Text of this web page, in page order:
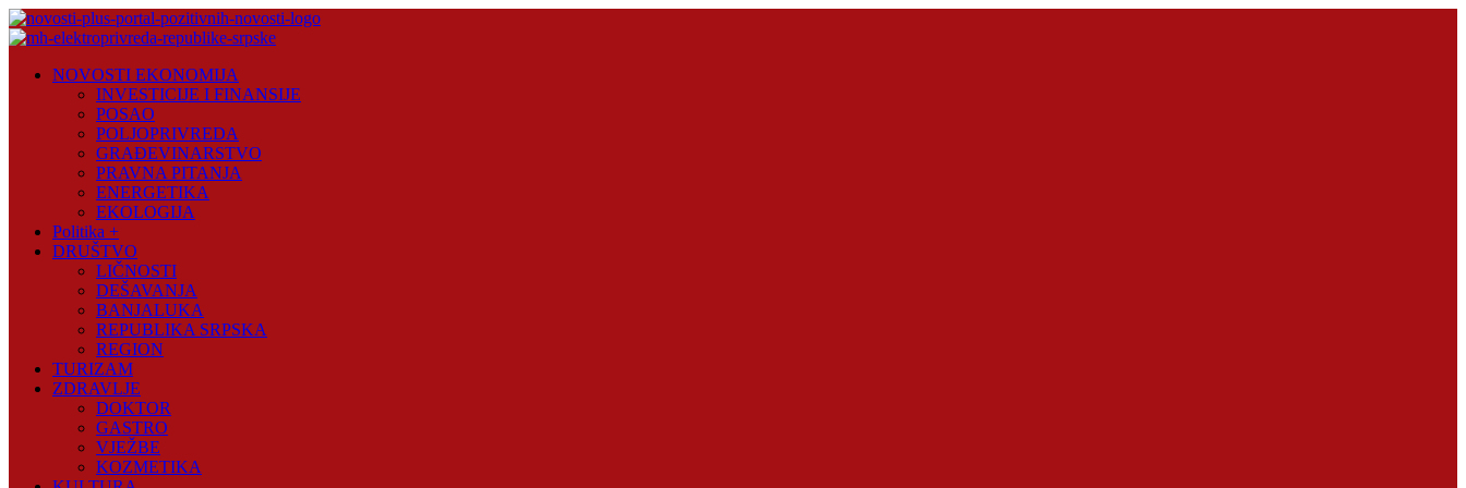
Skip
to
Plus
NOVOSTI EKONOMIJA
INVESTICIJE I FINANSIJE
POSAO
POLJOPRIVREDA
GRAĐEVINARSTVO
PRAVNA PITANJA
ENERGETIKA
EKOLOGIJA
Politika +
DRUŠTVO
LIČNOSTI
DEŠAVANJA
BANJALUKA
REPUBLIKA SRPSKA
REGION
TURIZAM
ZDRAVLJE
DOKTOR
GASTRO
VJEŽBE
KOZMETIKA